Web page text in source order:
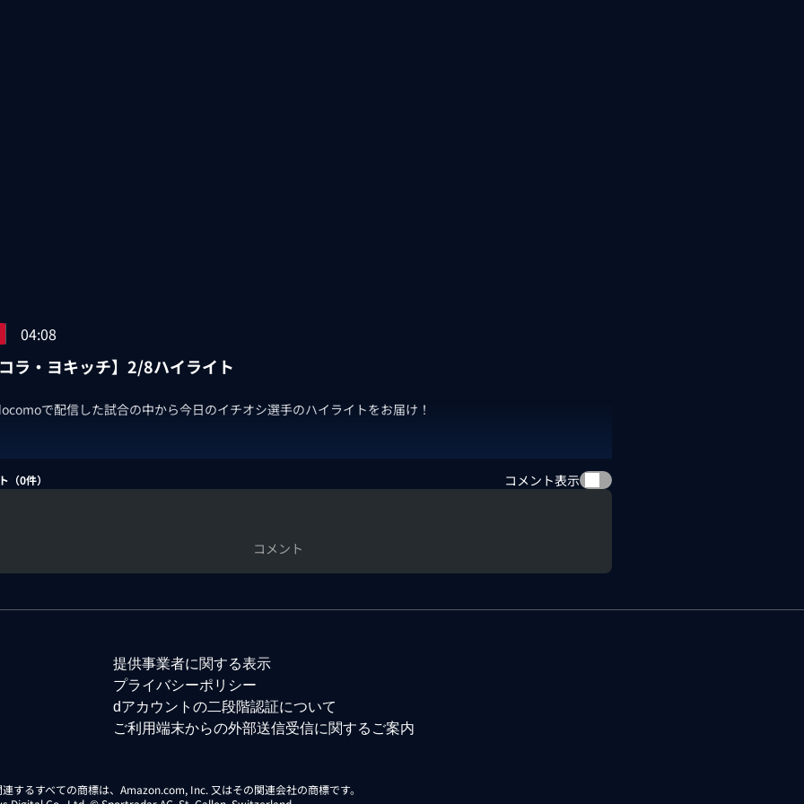
04:08
コラ・ヨキッチ】2/8ハイライト
で配信した試合の中から今日のイチオシ選手のハイライトをお届け！
（0件） コメント表示
コメント
提供事業者に関する表示
プライバシーポリシー
dアカウントの二段階認証について
ご利用端末からの外部送信受信に関するご案内
するすべての商標は、Amazon.com, Inc. 又はその関連会社の商標です。